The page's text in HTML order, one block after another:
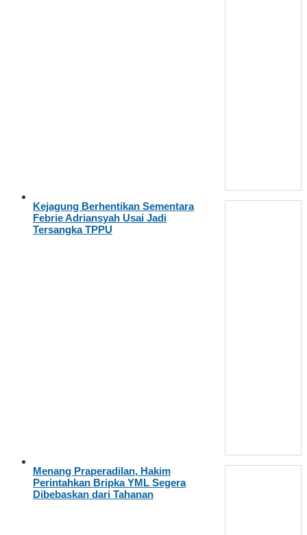
Kejagung Berhentikan Sementara
Febrie Adriansyah Usai Jadi
Tersangka TPPU
Menang Praperadilan, Hakim
Perintahkan Bripka YML Segera
Dibebaskan dari Tahanan